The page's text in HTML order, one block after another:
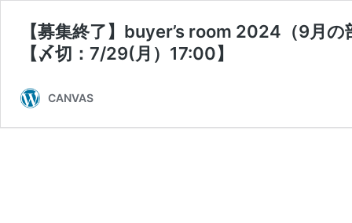
【募集終了】buyer’s room 2024（9月の
【〆切：7/29(月）17:00】
CANVAS